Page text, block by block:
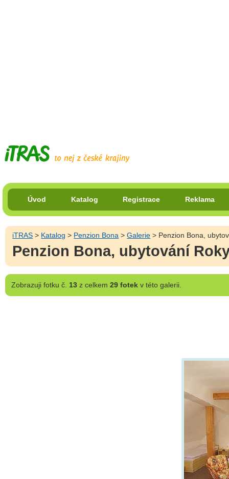
Úvod Katalog Registrace Reklama
iTRAS > Katalog > Penzion Bona >Galerie > Penzion Bona,
Penzion Bona, ubytování
Zobrazujifotku č. 13z celkem 29 fotekv této galerii.